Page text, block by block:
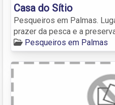
Casa do Sítio
Pesqueiros em Palmas.
prazer da pesca e a
Pesqueiros em Palmas